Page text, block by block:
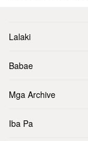
Lalaki
Babae
Mga Archive
Iba Pa